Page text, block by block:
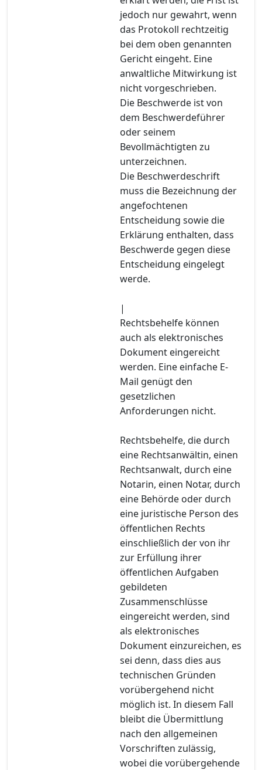
jedoch nur gewahrt, wenn
das Protokoll rechtzeitig
bei dem oben genannten
Gericht eingeht. Eine
anwaltliche Mitwirkung ist
nicht vorgeschrieben.
Die Beschwerde ist von
dem Beschwerdeführer
oder seinem
Bevollmächtigten zu
unterzeichnen.
Die Beschwerdeschrift
muss die Bezeichnung der
angefochtenen
Entscheidung sowie die
Erklärung enthalten, dass
Beschwerde gegen diese
Entscheidung eingelegt
werde.
|
Rechtsbehelfe können
auch als elektronisches
Dokument eingereicht
werden. Eine einfache E-
Mail genügt den
gesetzlichen
Anforderungen nicht.
Rechtsbehelfe, die durch
eine Rechtsanwältin, einen
Rechtsanwalt, durch eine
Notarin, einen Notar, durch
eine Behörde oder durch
eine juristische Person des
öffentlichen Rechts
einschließlich der von ihr
zur Erfüllung ihrer
öffentlichen Aufgaben
gebildeten
Zusammenschlüsse
eingereicht werden, sind
als elektronisches
Dokument einzureichen, es
sei denn, dass dies aus
technischen Gründen
vorübergehend nicht
möglich ist. In diesem Fall
bleibt die Übermittlung
nach den allgemeinen
Vorschriften zulässig,
wobei die vorübergehende